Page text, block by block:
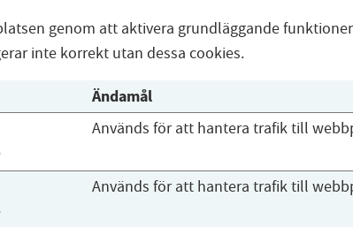
genom att aktivera grundläggande
inte korrekt utan dessa cookies.
Ändamål
Används för att hantera trafik till
Används för att hantera trafik till